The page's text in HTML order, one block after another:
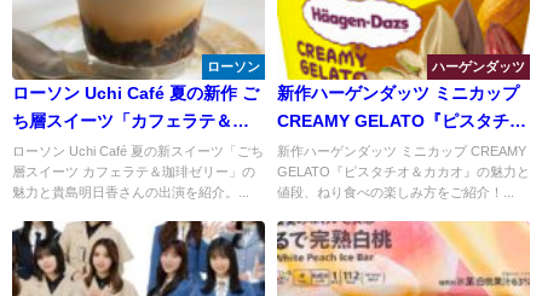
ローソン
ローソン Uchi Café 夏の新作 ご
ち層スイーツ「カフェラテ＆珈
琲ゼリー」が発売
ローソン Uchi Café 夏の新スイーツ「ごち
層スイーツ カフェラテ＆珈琲ゼリー」の
魅力と貴島明日香さんの出演を紹介。...
ハーゲンダッツ
新作ハーゲンダッツ ミニカップ
CREAMY GELATO『ピスタチオ
＆カカオ』で夏の贅沢スイーツ
体験！期間限定のリッチな味わ
いに酔いしれよう
新作ハーゲンダッツ ミニカップ CREAMY
GELATO『ピスタチオ＆カカオ』の魅力と
値段、ねり食べの楽しみ方をご紹介！...